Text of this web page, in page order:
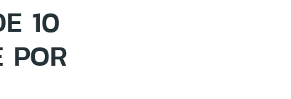
10
POR